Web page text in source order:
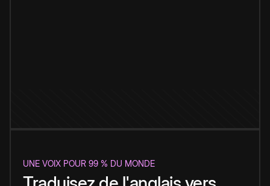
UNE VOIX POUR 99 % DU MONDE